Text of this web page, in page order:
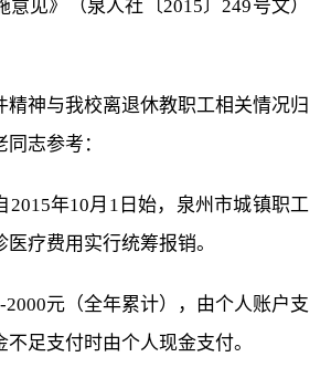
意见》（泉人社〔2015〕249号文）
精神与我校离退休教职工相关情况归
志参考：
2015年10月1日始，泉州市城镇职工
疗费用实行统筹报销。
2000元（全年累计），由个人账户支
足支付时由个人现金支付。